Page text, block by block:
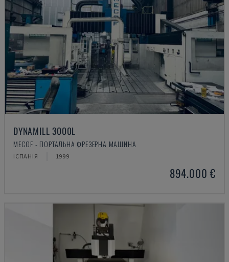
DYNAMILL 3000L
MECOF - ПОРТАЛЬНА ФРЕЗЕРНА МАШИНА
ІСПАНІЯ 1999
894.000 €